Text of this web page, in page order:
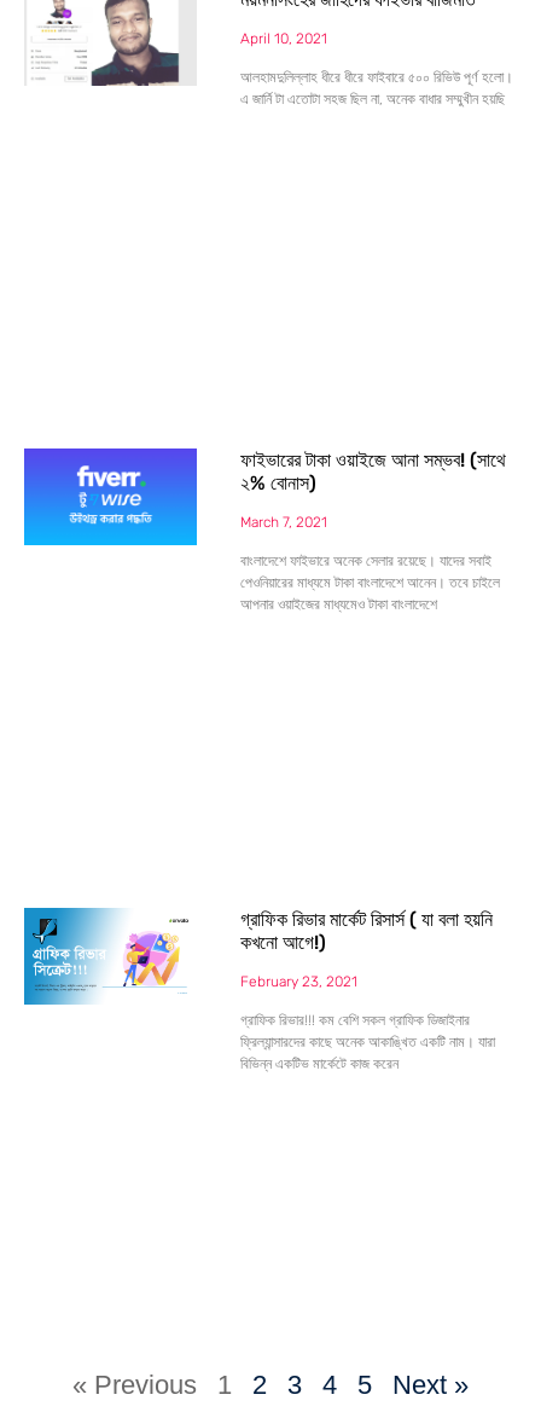
April 10, 2021
আলহামদুলিল্লাহ ধীরে ধীরে ফাইবারে ৫০০ রিভিউ পূর্ণ হলো।
এ জার্নি টা এতোটা সহজ ছিল না, অনেক বাধার সম্মুখীন হয়ছি
ফাইভারের টাকা ওয়াইজে আনা সম্ভব! (সাথে
২% বোনাস)
March 7, 2021
বাংলাদেশে ফাইভারে অনেক সেলার রয়েছে। যাদের সবাই
পেওনিয়ারের মাধ্যমে টাকা বাংলাদেশে আনেন। তবে চাইলে
আপনার ওয়াইজের মাধ্যমেও টাকা বাংলাদেশে
গ্রাফিক রিভার মার্কেট রিসার্স ( যা বলা হয়নি
কখনো আগে!)
February 23, 2021
গ্রাফিক রিভার!!! কম বেশি সকল গ্রাফিক ডিজাইনার
ফ্রিল্যান্সারদের কাছে অনেক আকাঙ্খিত একটি নাম। যারা
বিভিন্ন একটিভ মার্কেটে কাজ করেন
« Previous 1 2 3 4 5 Next »